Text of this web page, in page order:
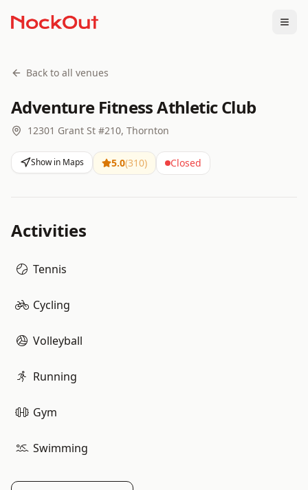
Back to all venues
Adventure Fitness Athletic Club
12301 Grant St #210, Thornton
Show in Maps 5.0(310) Closed
Activities
Tennis
Cycling
Volleyball
Running
Gym
Swimming